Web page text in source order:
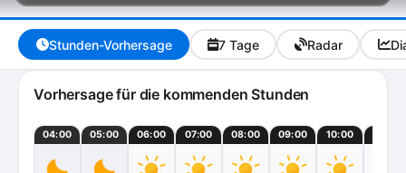
Stunden-Vorhersage 7 Tage Radar
Vorhersage für die kommenden Stunden
04:00 05:00 06:00 07:00 08:00 09:00 10:00